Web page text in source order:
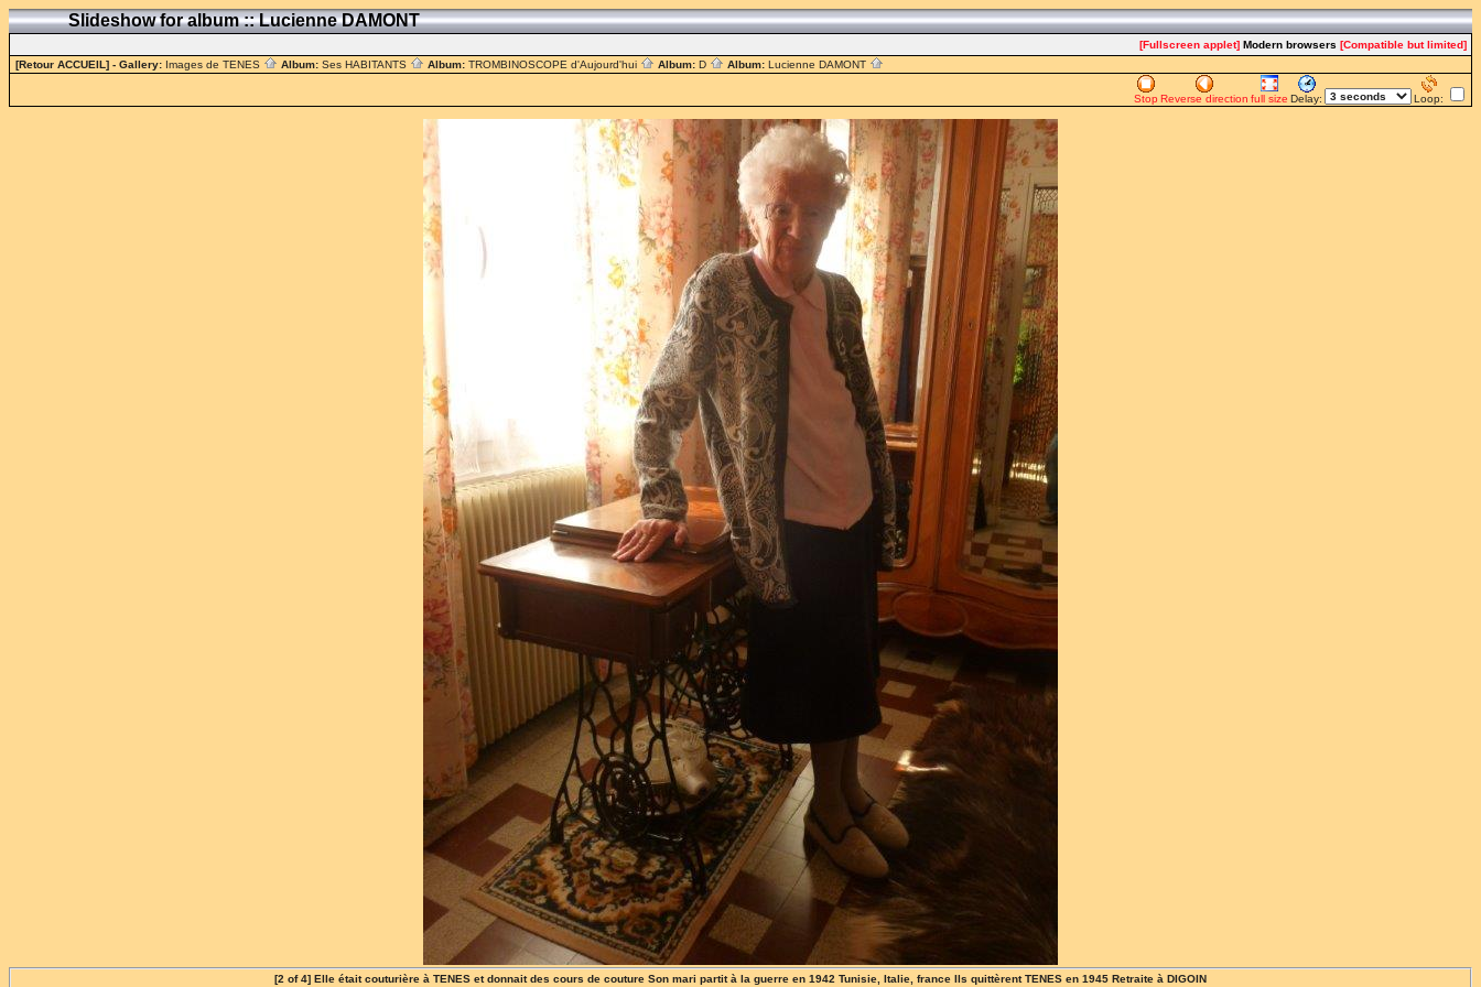
Slideshow for album :: Lucienne DAMONT
[Fullscreen applet] Modern browsers [Compatible but limited]
[Retour ACCUEIL] - Gallery: Images de TENES Album: Ses HABITANTS Album: TROMBINOSCOPE d'Aujourd'hui Album: D Album: Lucienne DAMONT
Stop Reverse direction full size Delay: Loop:
[2 of 4] Elle était couturière à TENES et donnait des cours de couture Son mari partit à la guerre en 1942 Tunisie, Italie, france Ils quittèrent TENES en 1945 Retraite à DIGOIN